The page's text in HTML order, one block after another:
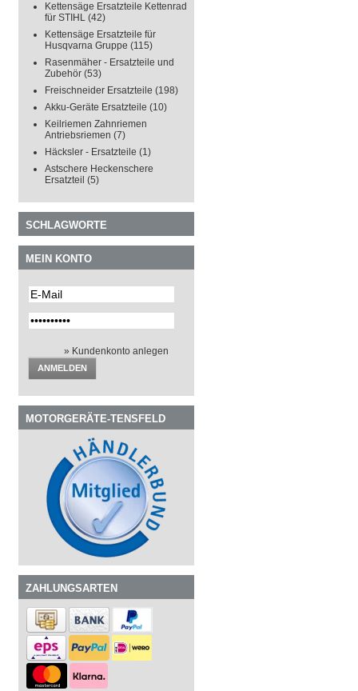
Kettensäge Ersatzteile Kettenrad
für STIHL (42)
Kettensäge Ersatzteile für
Husqvarna Gruppe (115)
Rasenmäher - Ersatzteile und
Zubehör (53)
Freischneider Ersatzteile (198)
Akku-Geräte Ersatzteile (10)
Keilriemen Zahnriemen
Antriebsriemen (7)
Häcksler - Ersatzteile (1)
Astschere Heckenschere
Ersatzteil (5)
SCHLAGWORTE
MEIN KONTO
» Kundenkonto anlegen
ANMELDEN
MOTORGERÄTE-TENSFELD
ZAHLUNGSARTEN